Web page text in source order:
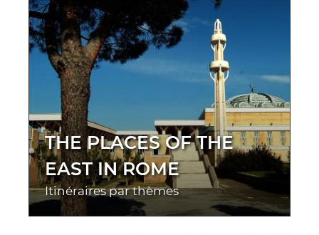
THE PLACES OF THE
EAST IN ROME
Itinéraires par thèmes